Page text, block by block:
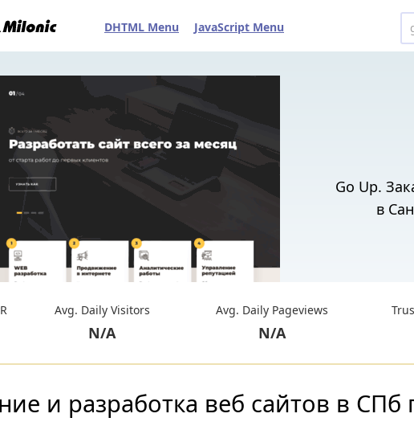
DHTML Menu JavaScript Menu
Go Up.
в
Avg. Daily Visitors
N/A
Avg. Daily Pageviews
N/A
и разработка веб сайтов в